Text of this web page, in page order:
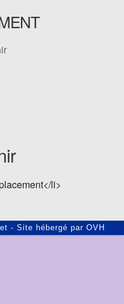
li>
- Site hébergé par OVH